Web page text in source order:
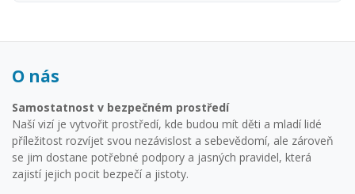
O nás
Samostatnost v bezpečném prostředí
Naší vizí je vytvořit prostředí, kde budou mít děti a mladí lidé
příležitost rozvíjet svou nezávislost a sebevědomí, ale zároveň
se jim dostane potřebné podpory a jasných pravidel, která
zajistí jejich pocit bezpečí a jistoty.